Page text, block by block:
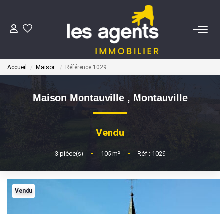
ACHETER
NOS AGENTS
CONTACT
Accueil Maison Référence 1029
Maison Montauville , Montauville
Vendu
3 pièce(s) • 105m² • Réf : 1029
Vendu